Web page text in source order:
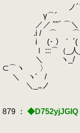
ノ´⌒｀
γ⌒´
／／ ""´ ⌒＼ ）
.i / ⌒ ⌒
i (･ ）｀ ´( ･
ｌ :::⌒（_人
＼ ヽ_/ / 支
⊂⌒ヽ 〉 ＜
＼ ヽ' /
＼_,,ノ |
879 ： ◆D752yjJGlQ